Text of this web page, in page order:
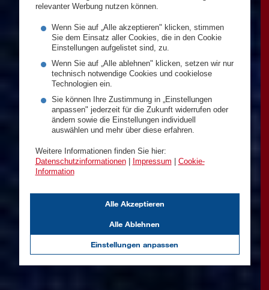
relevanter Werbung nutzen können.
Wenn Sie auf „Alle akzeptieren" klicken, stimmen
Sie dem Einsatz aller Cookies, die in den Cookie
Einstellungen aufgelistet sind, zu.
Wenn Sie auf „Alle ablehnen" klicken, setzen wir nur
technisch notwendige Cookies und cookielose
Technologien ein.
Sie können Ihre Zustimmung in „Einstellungen
anpassen" jederzeit für die Zukunft widerrufen oder
ändern sowie die Einstellungen individuell
auswählen und mehr über diese erfahren.
Weitere Informationen finden Sie hier:
Datenschutzinformationen| Impressum
Cookie-
Information
Einstellungen anpassen
Alle Ablehnen
Alle Akzeptieren